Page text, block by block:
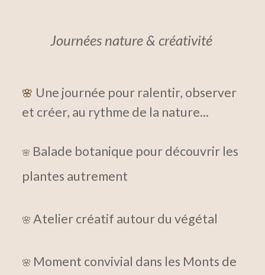
Journées nature & créativité
🌸 Une journée pour ralentir, observer
et créer, au rythme de la nature...
🌸 Balade botanique pour découvrir les
plantes autrement
🌸Atelier créatif autour du végétal
🌸 Moment convivial dans les Monts de